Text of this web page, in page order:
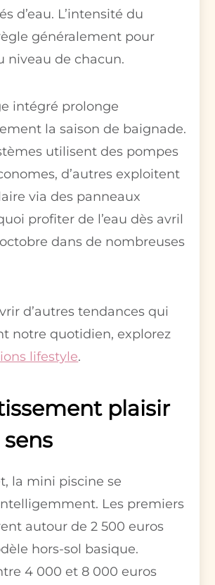
d’eau. L’intensité du
généralement pour
niveau de chacun.
intégré prolonge
la saison de baignade.
utilisent des pompes
d’autres exploitent
via des panneaux
profiter de l’eau dès avril
dans de nombreuses
d’autres tendances qui
notre quotidien, explorez
lifestyle.
plaisir
la mini piscine se
Les premiers
autour de 2 500 euros
hors-sol basique.
4 000 et 8 000 euros